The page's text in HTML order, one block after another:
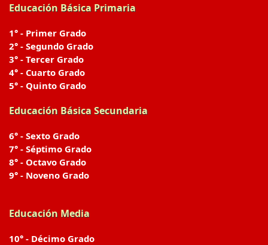
Educación Básica Primaria
1° - Primer Grado
2° - Segundo Grado
3° - Tercer Grado
4° - Cuarto Grado
5° - Quinto Grado
Educación Básica Secundaria
6° - Sexto Grado
7° - Séptimo Grado
8° - Octavo Grado
9° - Noveno Grado
Educación Media
10° - Décimo Grado